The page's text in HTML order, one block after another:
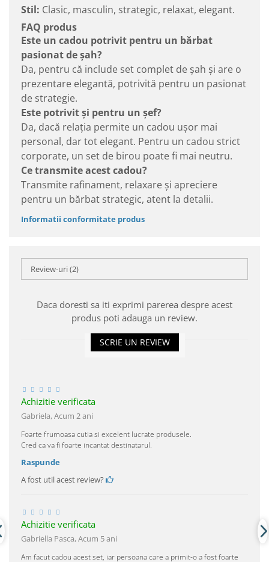
Stil: Clasic, masculin, strategic, relaxat, elegant.
FAQ produs
Este un cadou potrivit pentru un bărbat
pasionat de șah?
Da, pentru că include set complet de șah și are o
prezentare elegantă, potrivită pentru un pasionat
de strategie.
Este potrivit și pentru un șef?
Da, dacă relația permite un cadou ușor mai
personal, dar tot elegant. Pentru un cadou strict
corporate, un set de birou poate fi mai neutru.
Ce transmite acest cadou?
Transmite rafinament, relaxare și apreciere
pentru un bărbat strategic, atent la detalii.
Informatii conformitate produs
Review-uri(2)
Daca doresti sa iti exprimi parerea despre acest
produs poti adauga un review.
SCRIE UN REVIEW
Achizitie verificata
Gabriela,Acum 2 ani
Foarte frumoasa cutia si excelent lucrate produsele.
Cred ca va fi foarte incantat destinatarul.
Raspunde
A fost util acest review?
Achizitie verificata
Gabriella Pasca,Acum 5 ani
Am facut cadou acest set, iar persoana care a primit-o a fost foarte